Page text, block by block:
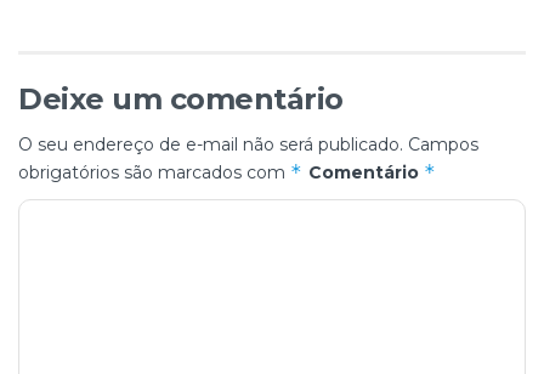
Deixe um comentário
O seu endereço de e-mail não será publicado. Campos
obrigatórios são marcados com * Comentário *